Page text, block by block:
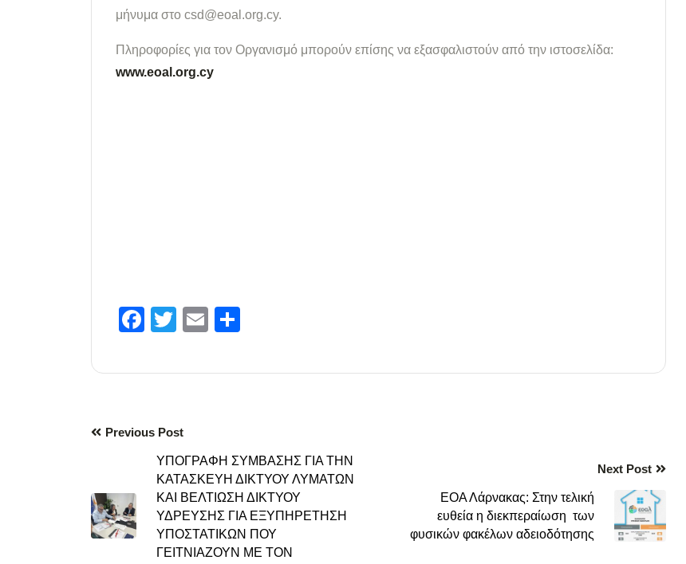
μήνυμα στο csd@eoal.org.cy.
Πληροφορίες για τον Οργανισμό μπορούν επίσης να εξασφαλιστούν από την ιστοσελίδα:
www.eoal.org.cy
Facebook
Twitter
Email
Previous Post
ΥΠΟΓΡΑΦΗ ΣΥΜΒΑΣΗΣ ΓΙΑ ΤΗΝ
ΚΑΤΑΣΚΕΥΗ ΔΙΚΤΥΟΥ ΛΥΜΑΤΩΝ
ΚΑΙ ΒΕΛΤΙΩΣΗ ΔΙΚΤΥΟΥ
ΥΔΡΕΥΣΗΣ ΓΙΑ ΕΞΥΠΗΡΕΤΗΣΗ
ΥΠΟΣΤΑΤΙΚΩΝ ΠΟΥ
ΓΕΙΤΝΙΑΖΟΥΝ ΜΕ ΤΟΝ
Next Post
ΕΟΑ Λάρνακας: Στην τελική
ευθεία η διεκπεραίωση των
φυσικών φακέλων αδειοδότησης